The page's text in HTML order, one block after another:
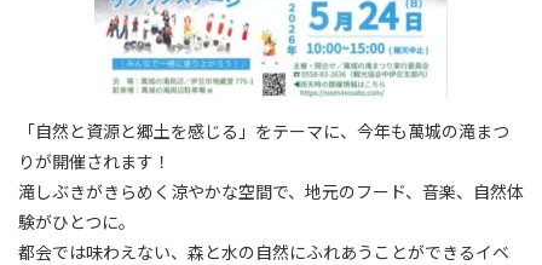
「自然と資源と郷土を感じる」をテーマに、今年も萬城の滝まつ
りが開催されます！
滝しぶきがきらめく涼やかな空間で、地元のフード、音楽、自然体
験がひとつに。
都会では味わえない、森と水の自然にふれあうことができるイベ